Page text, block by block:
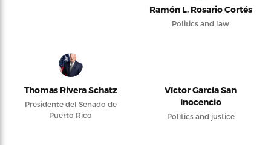
Ramón L. Rosario Cortés
Politics and law
Thomas Rivera Schatz
Presidente del Senado de
Puerto Rico
Víctor García San
Inocencio
Politics and justice